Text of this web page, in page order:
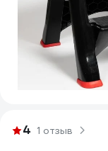
4 1 отзыв